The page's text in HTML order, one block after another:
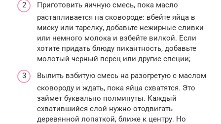
Приготовить яичную смесь, пока масло
растапливается на сковороде: вбейте яйца в
миску или тарелку, добавьте нежирные сливки
или немного молока и взбейте вилкой. Если
хотите придать блюду пикантность, добавьте
молотый черный перец или другие специи;
Вылить взбитую смесь на разогретую с маслом
сковороду и ждать, пока яйца схватятся. Это
займет буквально полминуты. Каждый
схватившийся слой нужно отодвигать
деревянной лопаткой, ближе к центру. Но